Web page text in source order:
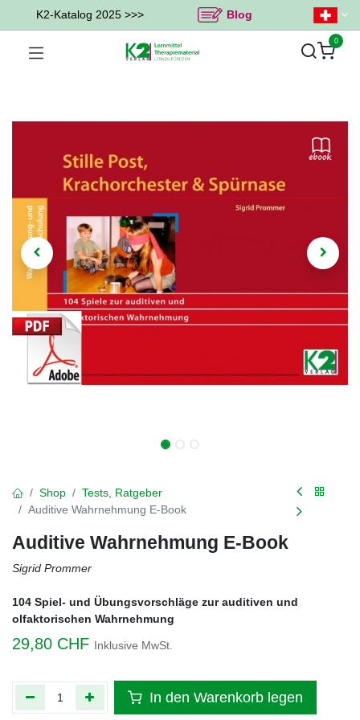
K2-Katalog 2025 >>> Blog
0
Shop
Tests, Ratgeber
Auditive Wahrnehmung E-Book
Auditive Wahrnehmung E-Book
Sigrid Prommer
104 Spiel- und Übungsvorschläge zur auditiven und
olfaktorischen Wahrnehmung
29,80 CHF Inklusive MwSt.
In den Warenkorb legen